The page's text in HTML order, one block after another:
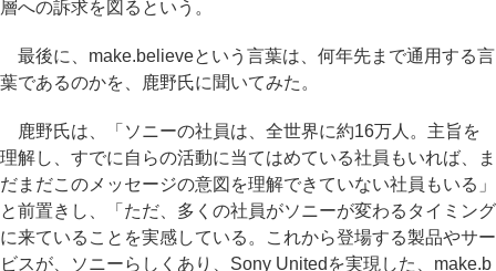
層への訴求を図るという。
最後に、make.believeという言葉は、何年先まで通用する言
葉であるのかを、鹿野氏に聞いてみた。
鹿野氏は、「ソニーの社員は、全世界に約16万人。主旨を
理解し、すでに自らの活動に当てはめている社員もいれば、ま
だまだこのメッセージの意図を理解できていない社員もいる」
と前置きし、「ただ、多くの社員がソニーが変わるタイミング
に来ていることを実感している。これから登場する製品やサー
ビスが、ソニーらしくあり、Sony Unitedを実現した、make.b